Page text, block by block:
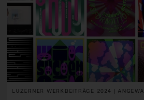
LUZERNER WERKBEITRÄGE 2024 |